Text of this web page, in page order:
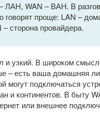
ЛАН, WAN – ВАН. В
говорят проще: LAN –
– сторона провайдера.
и узкий. В широком
– есть ваша домашняя
могут подключаться
и континентов. В быту
или внешнее